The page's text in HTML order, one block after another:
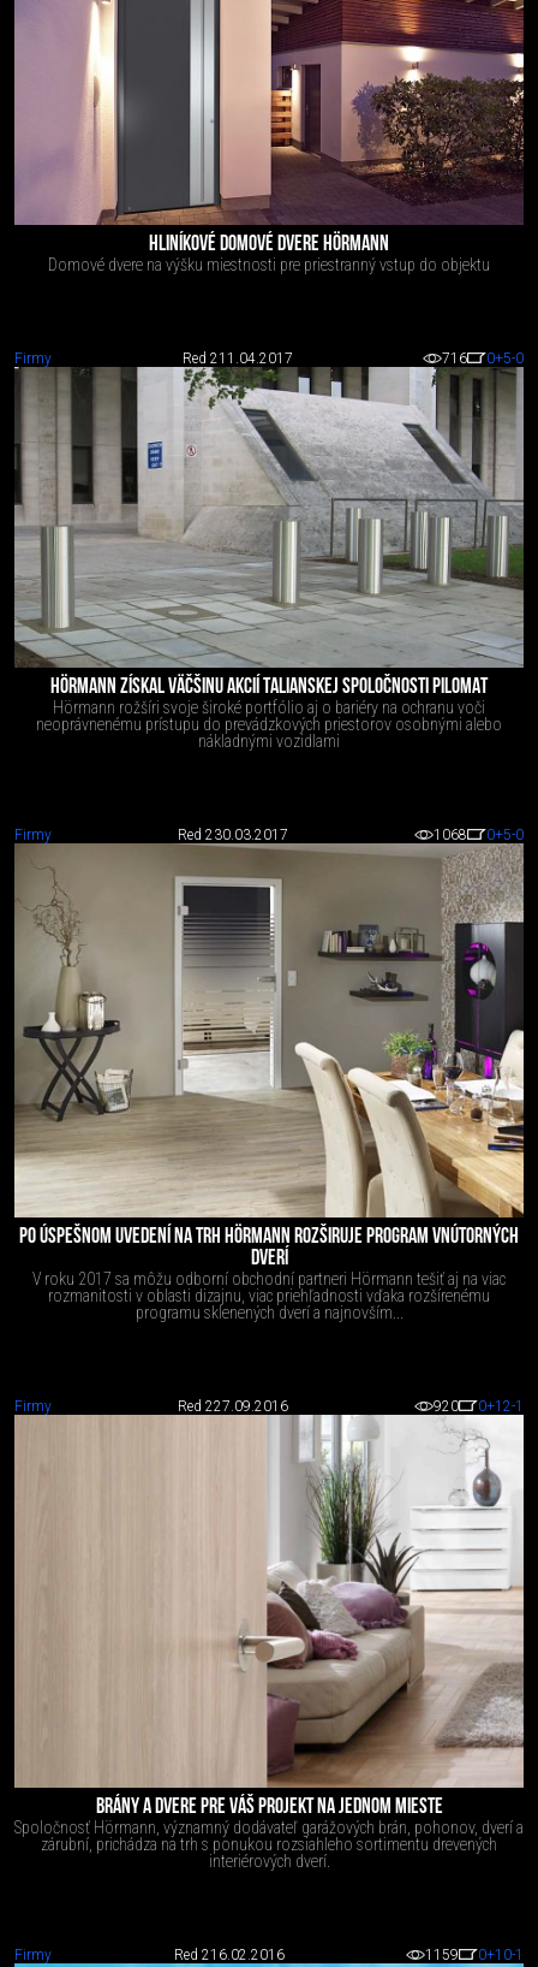
HLINÍKOVÉ DOMOVÉ DVERE HÖRMANN
Domové dvere na výšku miestnosti pre priestranný vstup do objektu
Firmy Red 211.04.2017 716 0+5-0
HÖRMANN ZÍSKAL VÄČŠINU AKCIÍ TALIANSKEJ SPOLOČNOSTI PILOMAT
Hörmann rožšíri svoje široké portfólio aj o bariéry na ochranu voči
neoprávnenému prístupu do prevádzkových priestorov osobnými alebo
nákladnými vozidlami
Firmy Red 230.03.2017 1068 0+5-0
PO ÚSPEŠNOM UVEDENÍ NA TRH HÖRMANN ROZŠIRUJE PROGRAM VNÚTORNÝCH
DVERÍ
V roku 2017 sa môžu odborní obchodní partneri Hörmann tešiť aj na viac
rozmanitosti v oblasti dizajnu, viac priehľadnosti vďaka rozšírenému
programu sklenených dverí a najnovším...
Firmy Red 227.09.2016 920 0+12-1
BRÁNY A DVERE PRE VÁŠ PROJEKT NA JEDNOM MIESTE
Spoločnosť Hörmann, významný dodávateľ garážových brán, pohonov, dverí a
zárubní, prichádza na trh s ponukou rozsiahleho sortimentu drevených
interiérových dverí.
Firmy Red 216.02.2016 1159 0+10-1